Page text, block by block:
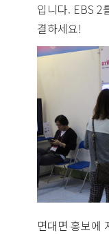
입니다. EBS 2
결하세요!
면대면 홍보에